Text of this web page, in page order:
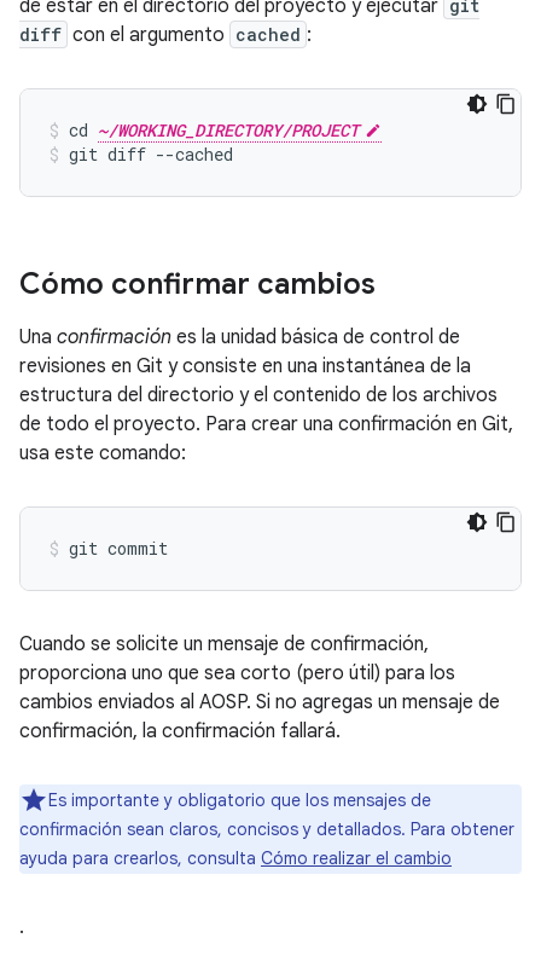
de estar en el directorio del proyecto y ejecutar git
diff con el argumento cached :
cd ~/WORKING_DIRECTORY/PROJECT
git diff --cached
Cómo confirmar cambios
Una confirmación es la unidad básica de control de
revisiones en Git y consiste en una instantánea de la
estructura del directorio y el contenido de los archivos
de todo el proyecto. Para crear una confirmación en Git,
usa este comando:
Cuando se solicite un mensaje de confirmación,
proporciona uno que sea corto (pero útil) para los
cambios enviados al AOSP. Si no agregas un mensaje de
confirmación, la confirmación fallará.
Es importante y obligatorio que los mensajes de
confirmación sean claros, concisos y detallados. Para obtener
ayuda para crearlos, consulta Cómo realizar el cambio
.